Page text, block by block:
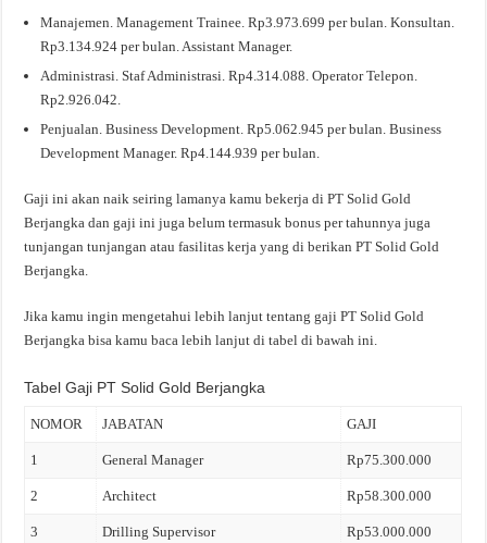
Manajemen. Management Trainee. Rp3.973.699 per bulan. Konsultan.
Rp3.134.924 per bulan. Assistant Manager.
Administrasi. Staf Administrasi. Rp4.314.088. Operator Telepon.
Rp2.926.042.
Penjualan. Business Development. Rp5.062.945 per bulan. Business
Development Manager. Rp4.144.939 per bulan.
Gaji ini akan naik seiring lamanya kamu bekerja di PT Solid Gold
Berjangka dan gaji ini juga belum termasuk bonus per tahunnya juga
tunjangan tunjangan atau fasilitas kerja yang di berikan PT Solid Gold
Berjangka.
Jika kamu ingin mengetahui lebih lanjut tentang gaji PT Solid Gold
Berjangka bisa kamu baca lebih lanjut di tabel di bawah ini.
Tabel Gaji PT Solid Gold Berjangka
NOMOR JABATAN GAJI
1 General Manager Rp75.300.000
2 Architect Rp58.300.000
3 Drilling Supervisor Rp53.000.000